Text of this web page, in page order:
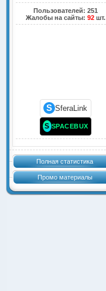
Пользователей: 251
Жалобы на сайты: 92шт.
S SferaLink
S SPACEBUX
Полная статистика
Промо материалы